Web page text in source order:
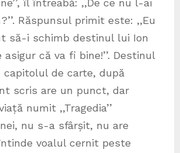
Răspunsul primit este: ,,Eu
să-i schimb destinul lui Ion
că va fi bine!’’. Destinul
capitolul de carte, după
scris are un punct, dar
numit ,,Tragedia’’
nu s-a sfârșit, nu are
voalul cernit peste